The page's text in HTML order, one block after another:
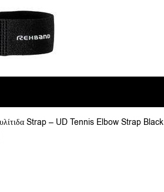
Strap – UD Tennis Elbow Strap Black